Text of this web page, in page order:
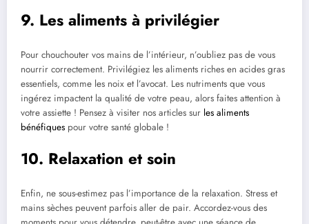
9. Les aliments à privilégier
Pour chouchouter vos mains de l’intérieur, n’oubliez pas de vous
nourrir correctement. Privilégiez les aliments riches en acides gras
essentiels, comme les noix et l’avocat. Les nutriments que vous
ingérez impactent la qualité de votre peau, alors faites attention à
votre assiette ! Pensez à visiter nos articles sur les aliments
bénéfiques pour votre santé globale !
10. Relaxation et soin
Enfin, ne sous-estimez pas l’importance de la relaxation. Stress et
mains sèches peuvent parfois aller de pair. Accordez-vous des